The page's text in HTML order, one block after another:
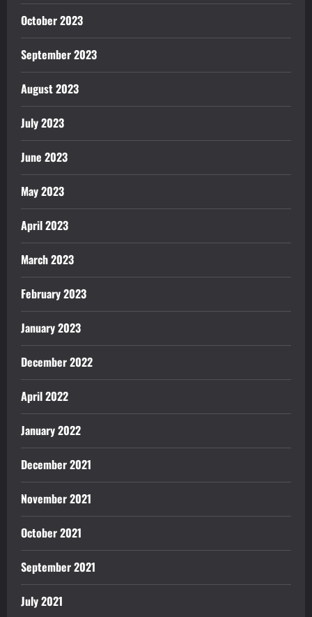
October 2023
September 2023
August 2023
July 2023
June 2023
May 2023
April 2023
March 2023
February 2023
January 2023
December 2022
April 2022
January 2022
December 2021
November 2021
October 2021
September 2021
July 2021